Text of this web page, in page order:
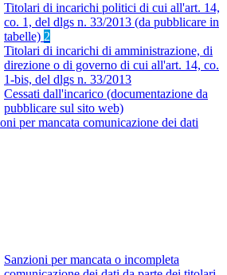
Titolari di incarichi politici di cui all'art. 14,
co. 1, del dlgs n. 33/2013 (da pubblicare in
tabelle) 2
Titolari di incarichi di amministrazione, di
direzione o di governo di cui all'art. 14, co.
1-bis, del dlgs n. 33/2013
Cessati dall'incarico (documentazione da
pubblicare sul sito web)
per mancata comunicazione dei dati
Sanzioni per mancata o incompleta